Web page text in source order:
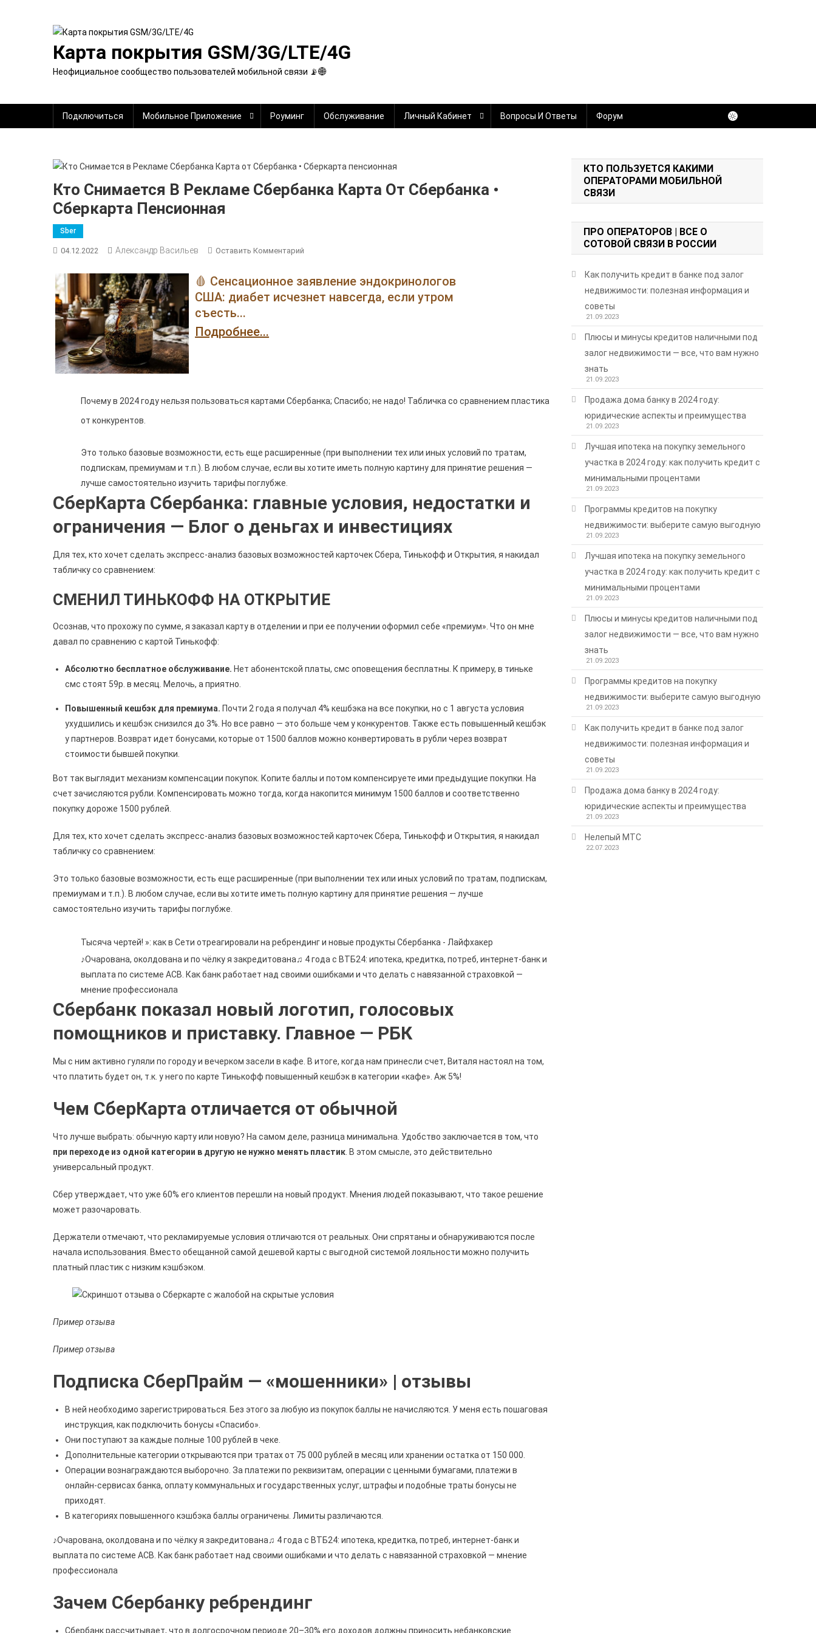
содержимому
Карта покрытия GSM/3G/LTE/4G
Неофициальное сообщество пользователей мобильной связи 📡🌐
Подключиться Мобильное Приложение Роуминг Обслуживание Личный Кабинет Вопросы И Ответы Форум
Кто Снимается В Рекламе Сбербанка Карта От Сбербанка •
Сберкарта Пенсионная
Sber
04.12.2022 Александр Васильев Оставить Комментарий
Снимается
Пенсионная
🩸 Сенсационное заявление эндокринологов
США: диабет исчезнет навсегда, если утром
съесть...
Подробнее...
Почему в 2024 году нельзя пользоваться картами Сбербанка; Спасибо; не надо! Табличка со сравнением пластика
от конкурентов.
Это только базовые возможности, есть еще расширенные (при выполнении тех или иных условий по тратам,
подпискам, премиумам и т.п.). В любом случае, если вы хотите иметь полную картину для принятие решения —
лучше самостоятельно изучить тарифы поглубже.
СберКарта Сбербанка: главные условия, недостатки и
ограничения — Блог о деньгах и инвестициях
Для тех, кто хочет сделать экспресс-анализ базовых возможностей карточек Сбера, Тинькофф и Открытия, я накидал
табличку со сравнением:
СМЕНИЛ ТИНЬКОФФ НА ОТКРЫТИЕ
Осознав, что прохожу по сумме, я заказал карту в отделении и при ее получении оформил себе «премиум». Что он мне
давал по сравнению с картой Тинькофф:
Абсолютно бесплатное обслуживание. Нет абонентской платы, смс оповещения бесплатны. К примеру, в тиньке
смс стоят 59р. в месяц. Мелочь, а приятно.
Повышенный кешбэк для премиума. Почти 2 года я получал 4% кешбэка на все покупки, но с 1 августа условия
ухудшились и кешбэк снизился до 3%. Но все равно — это больше чем у конкурентов. Также есть повышенный кешбэк
у партнеров. Возврат идет бонусами, которые от 1500 баллов можно конвертировать в рубли через возврат
стоимости бывшей покупки.
Вот так выглядит механизм компенсации покупок. Копите баллы и потом компенсируете ими предыдущие покупки. На
счет зачисляются рубли. Компенсировать можно тогда, когда накопится минимум 1500 баллов и соответственно
покупку дороже 1500 рублей.
Для тех, кто хочет сделать экспресс-анализ базовых возможностей карточек Сбера, Тинькофф и Открытия, я накидал
табличку со сравнением:
Это только базовые возможности, есть еще расширенные (при выполнении тех или иных условий по тратам, подпискам,
премиумам и т.п.). В любом случае, если вы хотите иметь полную картину для принятие решения — лучше
самостоятельно изучить тарифы поглубже.
Тысяча чертей! »: как в Сети отреагировали на ребрендинг и новые продукты Сбербанка - Лайфхакер
♪Очарована, околдована и по чёлку я закредитована♫ 4 года с ВТБ24: ипотека, кредитка, потреб, интернет-банк и
выплата по системе АСВ. Как банк работает над своими ошибками и что делать с навязанной страховкой —
мнение профессионала
Сбербанк показал новый логотип, голосовых
помощников и приставку. Главное — РБК
Мы с ним активно гуляли по городу и вечерком засели в кафе. В итоге, когда нам принесли счет, Виталя настоял на том,
что платить будет он, т.к. у него по карте Тинькофф повышенный кешбэк в категории «кафе». Аж 5%!
Чем СберКарта отличается от обычной
Что лучше выбрать: обычную карту или новую? На самом деле, разница минимальна. Удобство заключается в том, что
при переходе из одной категории в другую не нужно менять пластик . В этом смысле, это действительно
универсальный продукт.
Сбер утверждает, что уже 60% его клиентов перешли на новый продукт. Мнения людей показывают, что такое решение
может разочаровать.
Держатели отмечают, что рекламируемые условия отличаются от реальных. Они спрятаны и обнаруживаются после
начала использования. Вместо обещанной самой дешевой карты с выгодной системой лояльности можно получить
платный пластик с низким кэшбэком.
Пример отзыва
Пример отзыва
Подписка СберПрайм — «мошенники» | отзывы
В ней необходимо зарегистрироваться. Без этого за любую из покупок баллы не начисляются. У меня есть пошаговая
инструкция, как подключить бонусы «Спасибо».
Они поступают за каждые полные 100 рублей в чеке.
Дополнительные категории открываются при тратах от 75 000 рублей в месяц или хранении остатка от 150 000.
Операции вознаграждаются выборочно. За платежи по реквизитам, операции с ценными бумагами, платежи в
онлайн-сервисах банка, оплату коммунальных и государственных услуг, штрафы и подобные траты бонусы не
приходят.
В категориях повышенного кэшбэка баллы ограничены. Лимиты различаются.
♪Очарована, околдована и по чёлку я закредитована♫ 4 года с ВТБ24: ипотека, кредитка, потреб, интернет-банк и
выплата по системе АСВ. Как банк работает над своими ошибками и что делать с навязанной страховкой — мнение
профессионала
Зачем Сбербанку ребрендинг
Сбербанк рассчитывает, что в долгосрочном периоде 20–30% его доходов должны приносить небанковские
КТО ПОЛЬЗУЕТСЯ КАКИМИ
ОПЕРАТОРАМИ МОБИЛЬНОЙ
СВЯЗИ
ПРО ОПЕРАТОРОВ | ВСЕ О
СОТОВОЙ СВЯЗИ В РОССИИ
Как получить кредит в банке под залог
недвижимости: полезная информация и
советы
21.09.2023
Плюсы и минусы кредитов наличными под
залог недвижимости — все, что вам нужно
знать
21.09.2023
Продажа дома банку в 2024 году:
юридические аспекты и преимущества
21.09.2023
Лучшая ипотека на покупку земельного
участка в 2024 году: как получить кредит с
минимальными процентами
21.09.2023
Программы кредитов на покупку
недвижимости: выберите самую выгодную
21.09.2023
Лучшая ипотека на покупку земельного
участка в 2024 году: как получить кредит с
минимальными процентами
21.09.2023
Плюсы и минусы кредитов наличными под
залог недвижимости — все, что вам нужно
знать
21.09.2023
Программы кредитов на покупку
недвижимости: выберите самую выгодную
21.09.2023
Как получить кредит в банке под залог
недвижимости: полезная информация и
советы
21.09.2023
Продажа дома банку в 2024 году:
юридические аспекты и преимущества
21.09.2023
Нелепый МТС
22.07.2023